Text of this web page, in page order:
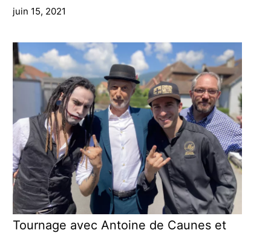
juin 15, 2021
Tournage avec Antoine de Caunes et